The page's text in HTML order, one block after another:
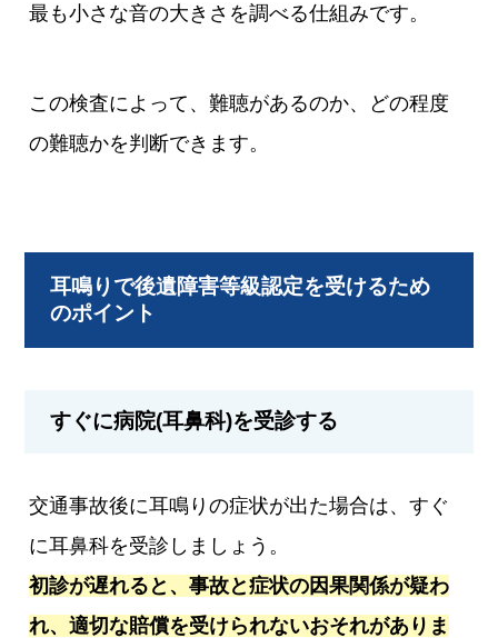
最も小さな音の大きさを調べる仕組みです。
この検査によって、難聴があるのか、どの程度
の難聴かを判断できます。
耳鳴りで後遺障害等級認定を受けるため
のポイント
すぐに病院(耳鼻科)を受診する
交通事故後に耳鳴りの症状が出た場合は、すぐ
に耳鼻科を受診しましょう。
初診が遅れると、事故と症状の因果関係が疑わ
れ、適切な賠償を受けられないおそれがありま